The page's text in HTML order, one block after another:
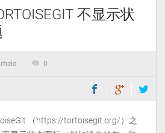
不显示状
0
（https://tortoisegit.org/）之